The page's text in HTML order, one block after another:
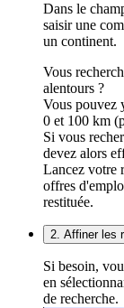
Dans le
saisir une
un continent.
Vous
alentours ?
Vous pouvez
0 et 100 km
Si vous
devez alors
Lancez votre
offres
restituée.
2. Affiner les
Si besoin,
en
de recherche.